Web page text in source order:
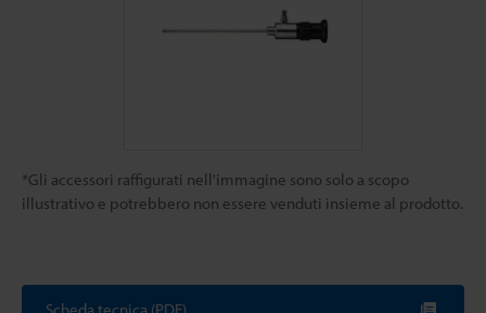
*Gli accessori raffigurati nell'immagine sono solo a scopo
illustrativo e potrebbero non essere venduti insieme al prodotto.